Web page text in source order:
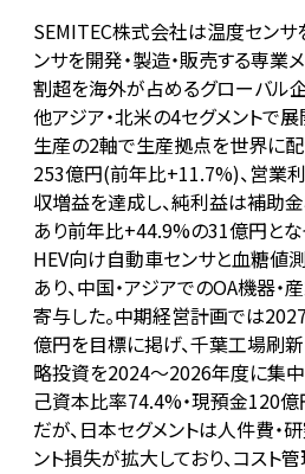
SEMITEC株式会社は温度セン
ンサを開発・製造・販売する専業
割超を海外が占めるグローバル
他アジア・北米の4セグメントで
生産の2軸で生産拠点を世界に
253億円(前年比+11.7%)、営業
収増益を達成し、純利益は補助
あり前年比+44.9%の31億円とな
HEV向け自動車センサと血糖値
あり、中国・アジアでのOA機器
寄与した。中期経営計画では
億円を目標に掲げ、千葉工場刷新
略投資を2024〜2026年度に集中
己資本比率74.4%・現預金120
だが、日本セグメントは人件費・
ント損失が拡大しており、コスト